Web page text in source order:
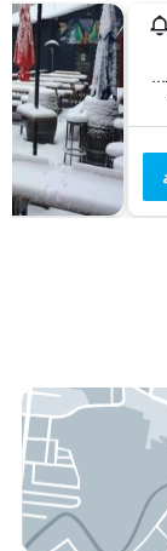
8 Friday Dr, ثردبو, NSW, أستراليا